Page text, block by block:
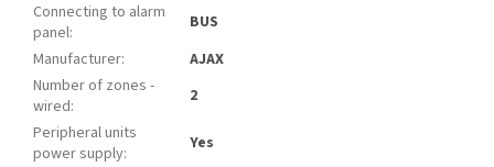
Connecting to alarm
panel:
BUS
Manufacturer:
AJAX
Number of zones -
wired:
2
Peripheral units
power supply:
Yes